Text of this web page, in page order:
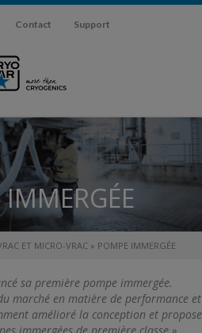
Contact Support
ET MICRO-VRAC» POMPE IMMERGÉE
sa première pompe immergée.
marché en matière de performance et
amélioré la conception et propose
immergées de première classe »